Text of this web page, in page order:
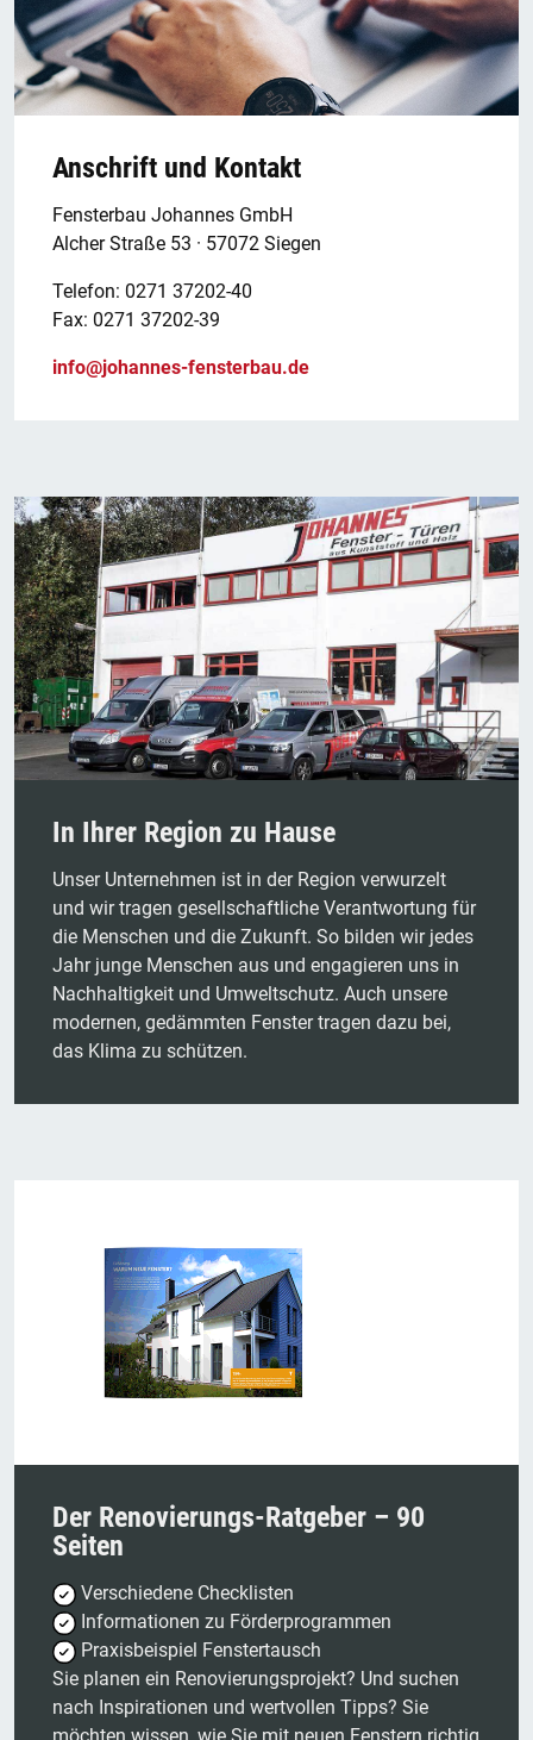
Anschrift und Kontakt
Fensterbau Johannes GmbH
Alcher Straße 53 · 57072 Siegen
Telefon: 0271 37202-40
Fax: 0271 37202-39
info@johannes-fensterbau.de
In Ihrer Region zu Hause
Unser Unternehmen ist in der Region verwurzelt
und wir tragen gesellschaftliche Verantwortung für
die Menschen und die Zukunft. So bilden wir jedes
Jahr junge Menschen aus und engagieren uns in
Nachhaltigkeit und Umweltschutz. Auch unsere
modernen, gedämmten Fenster tragen dazu bei,
das Klima zu schützen.
Der Renovierungs-Ratgeber – 90
Seiten
Verschiedene Checklisten
Informationen zu Förderprogrammen
Praxisbeispiel Fenstertausch
Sie planen ein Renovierungsprojekt? Und suchen
nach Inspirationen und wertvollen Tipps? Sie